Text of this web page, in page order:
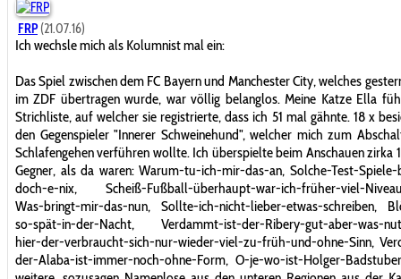
FRP(21.07.16)
Ich wechsle mich als Kolumnist mal ein:
Das Spiel zwischen dem FC Bayern und Manchester City, welches
im ZDF übertragen wurde, war völlig belanglos. Meine Katze Ella
Strichliste, auf welcher sie registrierte, dass ich 51 mal gähnte. 18 x
den Gegenspieler "Innerer Schweinehund", welcher mich zum
Schlafengehen verführen wollte. Ich überspielte beim Anschauen zirka
Gegner, als da waren: Warum-tu-ich-mir-das-an, Solche-Test-Spiele-
doch-e-nix, Scheiß-Fußball-überhaupt-war-ich-früher-viel-
Was-bringt-mir-das-nun, Sollte-ich-nicht-lieber-etwas-schreiben,
so-spät-in-der-Nacht, Verdammt-ist-der-Ribery-gut-aber-was-
hier-der-verbraucht-sich-nur-wieder-viel-zu-früh-und-ohne-Sinn,
der-Alaba-ist-immer-noch-ohne-Form, O-je-wo-ist-Holger-